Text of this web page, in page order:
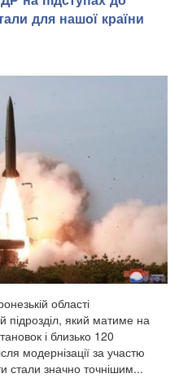
для нашої країни
області
підрозділ, який матиме на
і близько 120
модернізації за участю
стали значно точнішим...